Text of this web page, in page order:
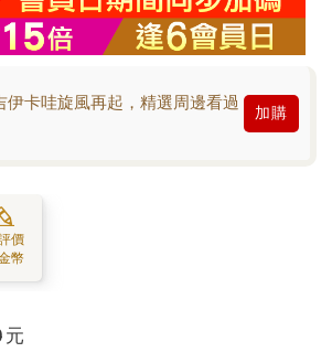
卡哇旋風再起，精選周邊看過
加購
價
幣
元